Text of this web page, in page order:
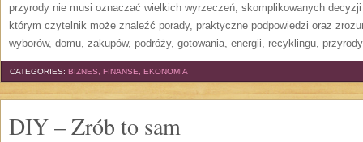
przyrody nie musi oznaczać wielkich wyrzeczeń, skomplikowanych
którym czytelnik może znaleźć porady, praktyczne podpowiedzi oraz
wyborów, domu, zakupów, podróży, gotowania, energii, recyklingu,
CATEGORIES: BIZNES, FINANSE, EKONOMIA
DIY – Zrób to sam